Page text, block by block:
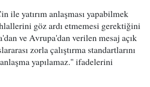
ile yatırım anlaşması yapabilmek
göz ardı etmemesi gerektiğini
ve Avrupa'dan verilen mesaj açık
zorla çalıştırma standartlarını
yapılamaz." ifadelerini